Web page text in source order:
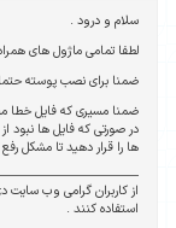
سلام و درود .
لطفا تمامی ماژول های
ضمنا برای نصب پوسته
ضمنا مسیری که فایل خطا
در صورتی که فایل ها
ها را قرار دهید تا مشکل
از کاربران گرامی وب
استفاده کنند .